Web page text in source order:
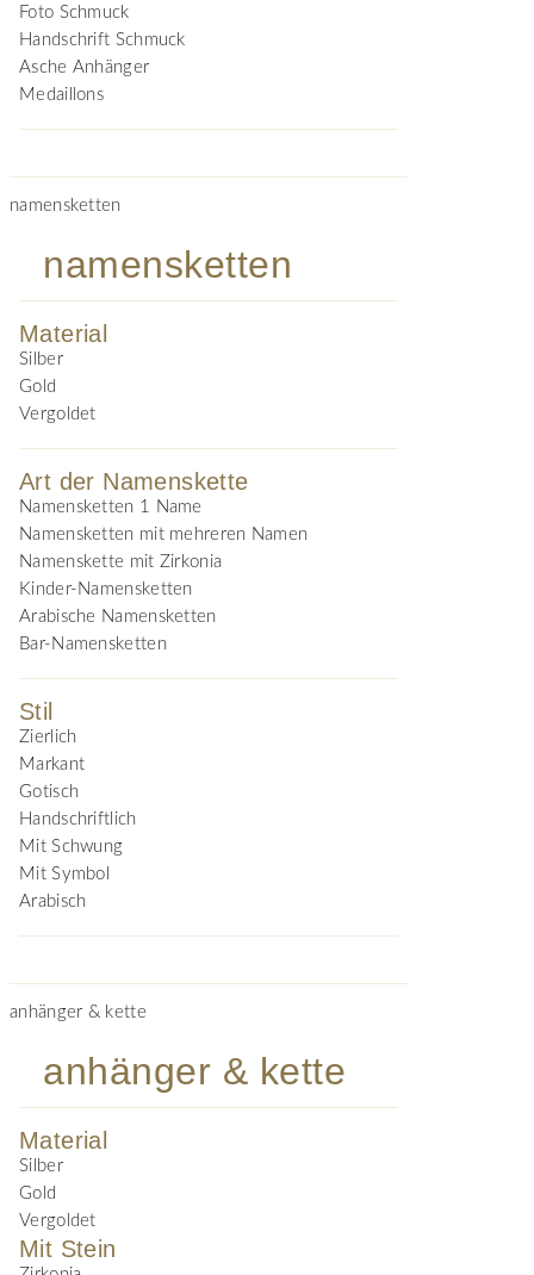
Foto Schmuck
Handschrift Schmuck
Asche Anhänger
Medaillons
namensketten
namensketten
Material
Silber
Gold
Vergoldet
Art der Namenskette
Namensketten 1 Name
Namensketten mit mehreren Namen
Namenskette mit Zirkonia
Kinder-Namensketten
Arabische Namensketten
Bar-Namensketten
Stil
Zierlich
Markant
Gotisch
Handschriftlich
Mit Schwung
Mit Symbol
Arabisch
anhänger & kette
anhänger & kette
Material
Silber
Gold
Vergoldet
Mit Stein